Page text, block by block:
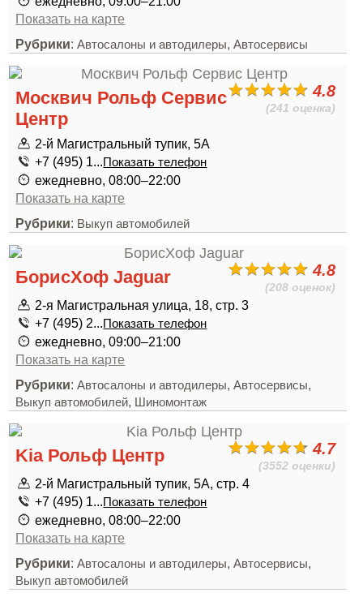
Показать на карте
Рубрики:Автосалоны и автодилеры,Автосервисы
4.8
(241 оценка)
Москвич Рольф Сервис
Центр
2-й Магистральный тупик, 5А
+7 (495) 1...Показать телефон
ежедневно, 08:00–22:00
Показать на карте
Рубрики: Выкуп автомобилей
4.8
(208 оценок)
БорисХоф Jaguar
2-я Магистральная улица, 18, стр. 3
+7 (495) 2...Показать телефон
ежедневно, 09:00–21:00
Показать на карте
Рубрики:Автосалоны и автодилеры,Автосервисы,
Выкуп автомобилей, Шиномонтаж
4.7
(3552 оценки)
Kia Рольф Центр
2-й Магистральный тупик, 5А, стр. 4
+7 (495) 1...Показать телефон
ежедневно, 08:00–22:00
Показать на карте
Рубрики:Автосалоны и автодилеры,Автосервисы,
Выкуп автомобилей